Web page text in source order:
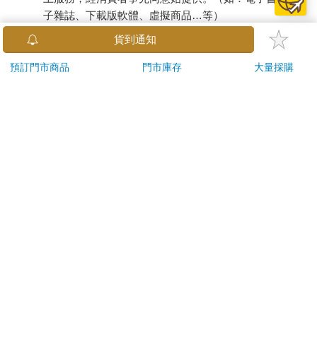
子雜誌、下載版軟體、虛擬商品…等）
已拆封之個人衛生用品。（如：內衣褲、刮鬍刀、除毛
若非上列種類商品，均享有到貨7天的猶豫期（含例假
貨到通知
預訂門市商品 門市庫存 大量採購